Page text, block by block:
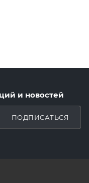
и новостей
ПОДПИСАТЬСЯ